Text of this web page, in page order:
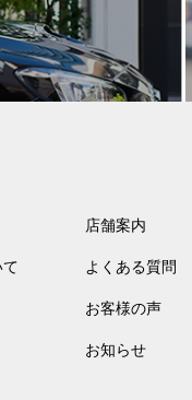
店舗案内
よくある質問
お客様の声
お知らせ